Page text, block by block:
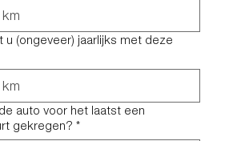
u (ongeveer) jaarlijks met deze
auto voor het laatst een
gekregen? *